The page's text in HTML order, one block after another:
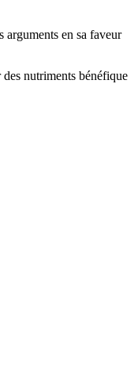
arguments en sa faveur
nutriments bénéfique